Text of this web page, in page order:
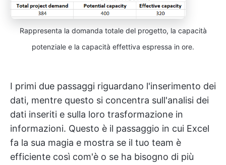
Rappresenta la domanda totale del progetto, la capacità
potenziale e la capacità effettiva espressa in ore.
I primi due passaggi riguardano l'inserimento dei
dati, mentre questo si concentra sull'analisi dei
dati inseriti e sulla loro trasformazione in
informazioni. Questo è il passaggio in cui Excel
fa la sua magia e mostra se il tuo team è
efficiente così com'è o se ha bisogno di più